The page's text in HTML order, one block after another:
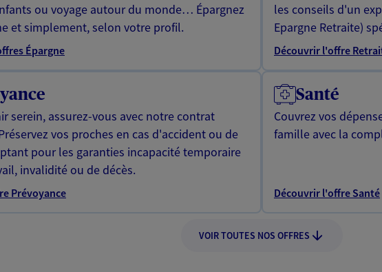
ou voyage autour du monde… Épargnez
et simplement, selon votre profil.
Épargne
les conseils d'un
Epargne Retraite)
Découvrir l'offre
serein, assurez-vous avec notre contrat
vos proches en cas d'accident ou de
pour les garanties incapacité temporaire
invalidité ou de décès.
Prévoyance
Santé
Couvrez vos
famille avec la
Découvrir l'offre Santé
VOIR TOUTES NOS OFFRES